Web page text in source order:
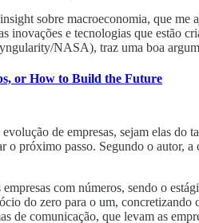
sobre macroeconomia, que me
inovações e tecnologias que estão
NASA), traz uma boa
or How to Build the Future
de empresas, sejam elas do
o próximo passo. Segundo o autor,
com números, sendo o
do zero para o um, concretizando
de comunicação, que levam as